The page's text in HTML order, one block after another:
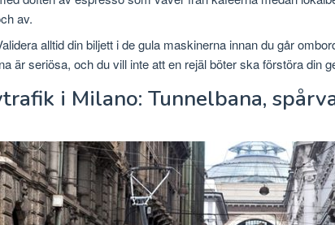
av.
alltid din biljett i de gula maskinerna innan du går
är seriösa, och du vill inte att en rejäl böter ska förstöra din
i Milano: Tunnelbana,